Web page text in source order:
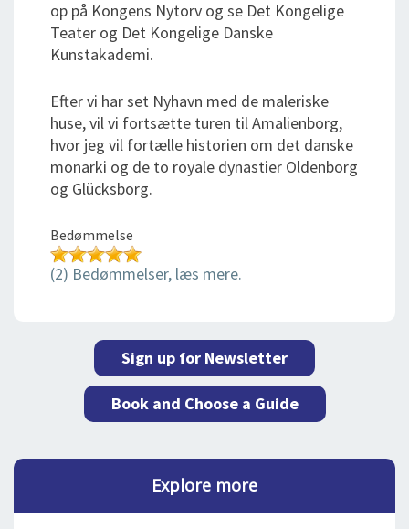
op på Kongens Nytorv og se Det Kongelige
Teater og Det Kongelige Danske
Kunstakademi.
Efter vi har set Nyhavn med de maleriske
huse, vil vi fortsætte turen til Amalienborg,
hvor jeg vil fortælle historien om det danske
monarki og de to royale dynastier Oldenborg
og Glücksborg.
Bedømmelse
(2) Bedømmelser, læs mere.
Sign up for Newsletter
Book and Choose a Guide
Explore more